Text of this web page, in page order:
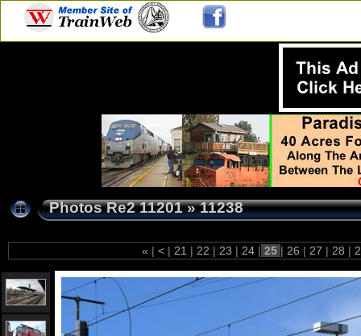
Photos Re2 11201»11238
« | < | 21 | 22 | 23 | 24 | 25 | 26 | 27 | 28 |